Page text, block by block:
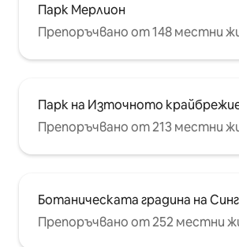
Парк Мерлион
Препоръчвано от 148 местни
Парк на Източното
Препоръчвано от 213 местни
Ботаническата градина на
Препоръчвано от 252 местни